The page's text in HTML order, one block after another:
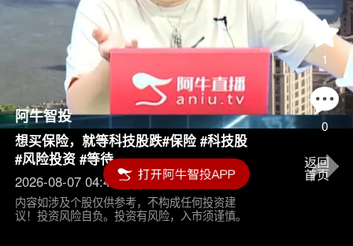
1
0
阿牛智投
想买保险，就等科技股跌#保险 #科技股
#风险投资 #等待
2026-08-07 04:45
内容如涉及个股仅供参考，不构成任何投资建
议！投资风险自负。投资有风险，入市须谨慎。